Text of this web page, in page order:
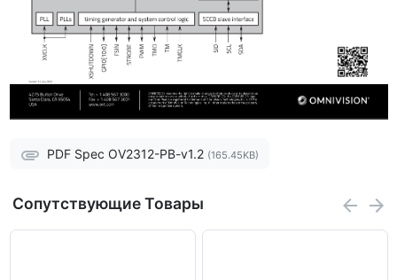
Applications
Приложение
Автомобильная камера,
видеоконференции, монитор
водителя, мониторинг в салоне
дроны
Соединения и интерфейс
Последовательный MIPI,
параллельный DVP
PDF Spec OV2312-PB-v1.2 (165.45KB)
Сопутствующие Товары